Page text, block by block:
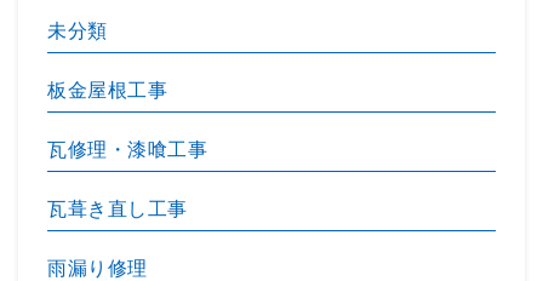
未分類
板金屋根工事
瓦修理・漆喰工事
瓦葺き直し工事
雨漏り修理